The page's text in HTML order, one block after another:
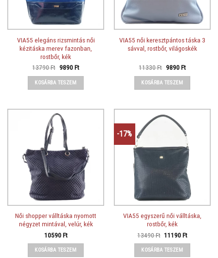
VIA55 elegáns rizsmintás női
kézitáska merev fazonban,
rostbőr, kék
13790Ft Original
was:
13790 Ft.
9890FtCurrent
KOSÁRBA TESZEM
VIA55 női keresztpántos táska 3
sávval, rostbőr, világoskék
11330Ft Original
was:
11330 Ft.
9890FtCurrent
KOSÁRBA TESZEM
Női shopper válltáska nyomott
négyzet mintával, velúr, kék
10590Ft
KOSÁRBA TESZEM
-17%
VIA55 egyszerű női válltáska,
rostbőr, kék
13490Ft Original
was:
13490 Ft.
11190FtCurrent
KOSÁRBA TESZEM